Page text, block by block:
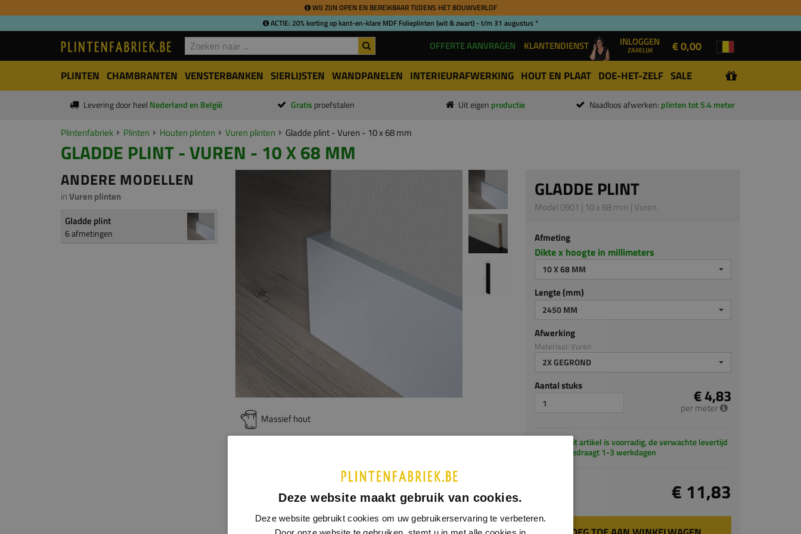
WIJ ZIJN OPEN EN BEREIKBAAR TIJDENS HET BOUWVERLOF
ACTIE: 20% korting op kant-en-klare MDF Folieplinten (wit & zwart) - t/m 31 augustus *
OFFERTE AANVRAGEN KLANTENDIENST INLOGGEN
ZAKELIJK € 0,00
PLINTEN CHAMBRANTEN VENSTERBANKEN SIERLIJSTEN WANDPANELEN INTERIEURAFWERKING HOUT EN PLAAT DOE-HET-ZELF SALE
Levering door heel Nederland en België Gratis proefstalen Uit eigen productie Naadloos afwerken: plinten tot 5.4 meter
Plintenfabriek Plinten Houten plinten Vuren plinten Gladde plint - Vuren - 10 x 68 mm
GLADDE PLINT - VUREN - 10 X 68 MM
ANDERE MODELLEN
inVuren plinten
Gladde plint
6 afmetingen
Massief hout
De gladde plint, ook wel rechte plint genoemd, is een van de meest
verkochte modellen. Dit komt omdat de gladde plint in ieder
interieur goed tot zijn recht komt. De gladde plint heeft een kleine
radius van 2 mm aan de voorzijde. Dit zorgt ervoor de de plint niet
GLADDE PLINT
Model 0901 | 10 x 68 mm | Vuren
Afmeting
Dikte x hoogte in millimeters
10 X 68 MM
Lengte (mm)
2450 MM
Afwerking
Materiaal: Vuren
2X GEGROND
Aantal stuks € 4,83
per meter
Dit artikel is voorradig, de verwachte levertijd
bedraagt 1-3 werkdagen
€ 11,83
Deze website maakt gebruik van cookies.
Deze website gebruikt cookies om uw gebruikerservaring te verbeteren.